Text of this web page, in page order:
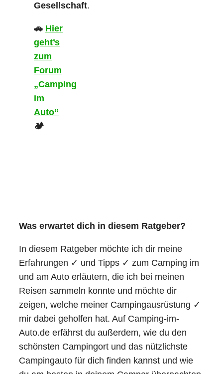
Gesellschaft.
🚗 Hier
geht’s
zum
Forum
„Camping
im
Auto“
🏕️
Was erwartet dich in diesem Ratgeber?
In diesem Ratgeber möchte ich dir meine
Erfahrungen ✓ und Tipps ✓ zum Camping im
und am Auto erläutern, die ich bei meinen
Reisen sammeln konnte und möchte dir
zeigen, welche meiner Campingausrüstung ✓
mir dabei geholfen hat. Auf Camping-im-
Auto.de erfährst du außerdem, wie du den
schönsten Campingort und das nützlichste
Campingauto für dich finden kannst und wie